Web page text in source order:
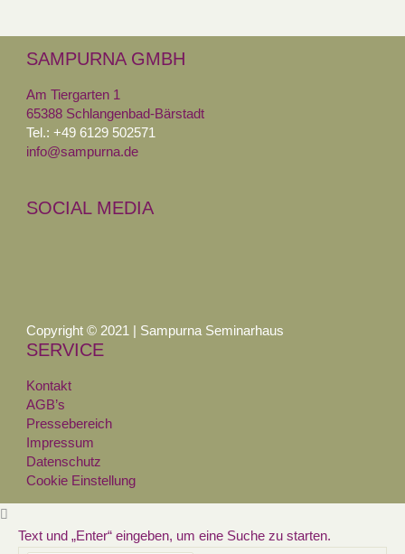
SAMPURNA GMBH
Am Tiergarten 1
65388 Schlangenbad-Bärstadt
Tel.: +49 6129 502571
info@sampurna.de
SOCIAL MEDIA
Copyright © 2021 | Sampurna Seminarhaus
SERVICE
Kontakt
AGB’s
Pressebereich
Impressum
Datenschutz
Cookie Einstellung
Text und „Enter“ eingeben, um eine Suche zu starten.